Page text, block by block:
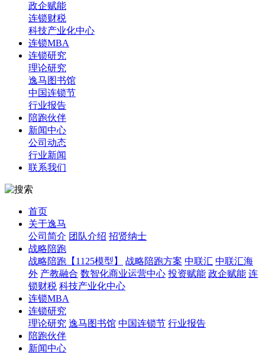
政企赋能
连锁财税
科技产业化中心
连锁MBA
连锁研究
理论研究
逸马图书馆
中国连锁节
行业报告
陪跑伙伴
新闻中心
公司动态
行业新闻
联系我们
首页
关于逸马
公司简介 团队介绍 招贤纳士
战略陪跑
战略陪跑【1125模型】
战略陪跑方案 中联汇 中联汇海
外 产教融合 数智化商业运营中心 投资赋能 政企赋能 连
锁财税 科技产业化中心
连锁MBA
连锁研究
理论研究 逸马图书馆 中国连锁节 行业报告
陪跑伙伴
新闻中心